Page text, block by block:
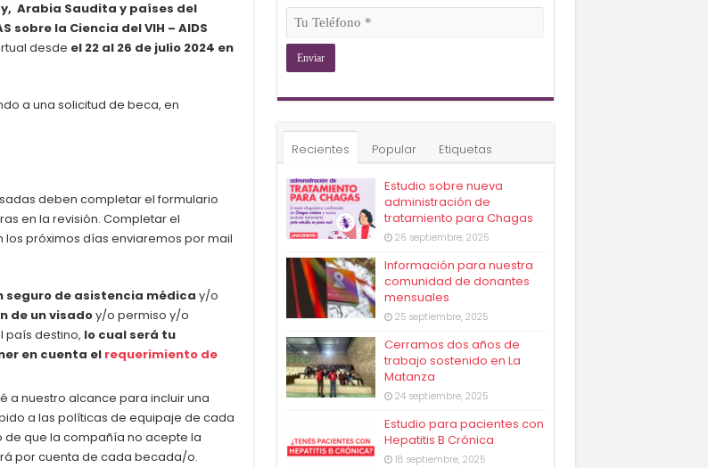
Arabia Saudita y países del
sobre la Ciencia del VIH – AIDS
desde el 22 al 26 de julio 2024 en
a una solicitud de beca, en
deben completar el formulario
en la revisión. Completar el
próximos días enviaremos por mail
seguro de asistencia médica y/o
de un visadoy/o permiso y/o
país destino, lo cual será tu
en cuenta elrequerimiento de
a nuestro alcance para incluir una
a las políticas de equipaje de cada
que la compañía no acepte la
por cuenta de cada becada/o.
(Obligatorio)
Tu
(Obligatorio)
Recientes Popular Etiquetas
Estudio sobre nueva
administración de
tratamiento para Chagas
26 septiembre, 2025
Información para nuestra
comunidad de donantes
mensuales
25 septiembre, 2025
Cerramos dos años de
trabajo sostenido en La
Matanza
24 septiembre, 2025
Estudio para pacientes con
Hepatitis B Crónica
18 septiembre, 2025